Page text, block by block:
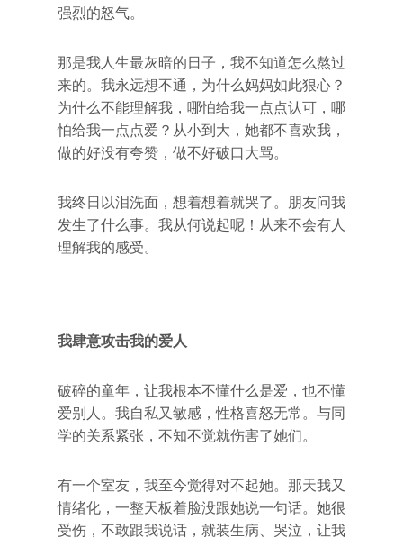
强烈的怒气。
那是我人生最灰暗的日子，我不知道怎么熬过
来的。我永远想不通，为什么妈妈如此狠心？
为什么不能理解我，哪怕给我一点点认可，哪
怕给我一点点爱？从小到大，她都不喜欢我，
做的好没有夸赞，做不好破口大骂。
我终日以泪洗面，想着想着就哭了。朋友问我
发生了什么事。我从何说起呢！从来不会有人
理解我的感受。
我肆意攻击我的爱人
破碎的童年，让我根本不懂什么是爱，也不懂
爱别人。我自私又敏感，性格喜怒无常。与同
学的关系紧张，不知不觉就伤害了她们。
有一个室友，我至今觉得对不起她。那天我又
情绪化，一整天板着脸没跟她说一句话。她很
受伤，不敢跟我说话，就装生病、哭泣，让我